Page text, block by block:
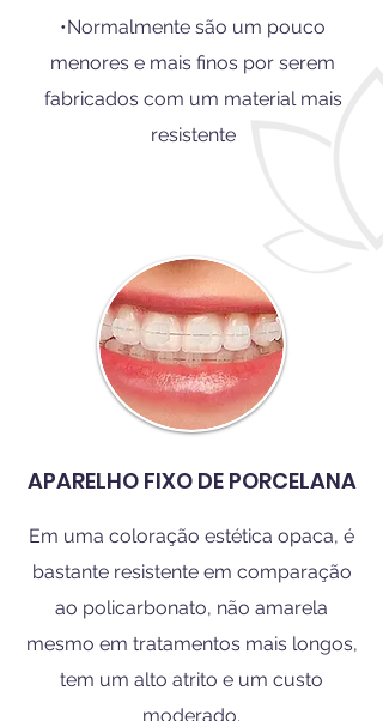
•Normalmente são um pouco
menores e mais finos por serem
fabricados com um material mais
resistente
APARELHO FIXO DE PORCELANA
Em uma coloração estética opaca, é
bastante resistente em comparação
ao policarbonato, não amarela
mesmo em tratamentos mais longos,
tem um alto atrito e um custo
moderado.